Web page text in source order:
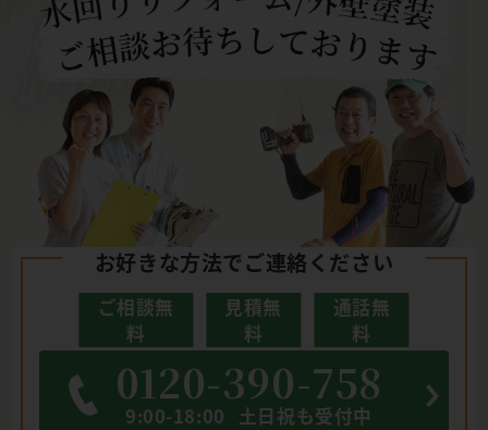
お好きな方法でご連絡ください
0120-390-758
9:00-18:00 土日祝も受付中
ご相談無
料
見積無
料
通話無
料